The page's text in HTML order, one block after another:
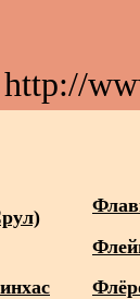
http://